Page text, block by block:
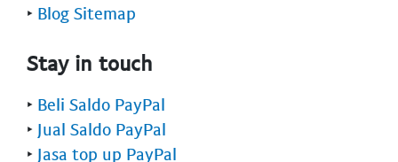
‣ Blog Sitemap
Stay in touch
‣ Beli Saldo PayPal
‣ Jual Saldo PayPal
‣ Jasa top up PayPal